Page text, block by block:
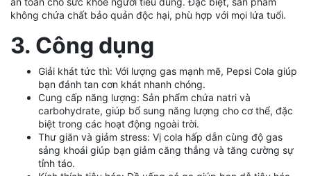
không chứa chất bảo quản độc hại, phù hợp với mọi lứa tuổi.
3. Công dụng
Giải khát tức thì: Với lượng gas mạnh mẽ, Pepsi Cola giúp
bạn đánh tan cơn khát nhanh chóng.
Cung cấp năng lượng: Sản phẩm chứa natri và
carbohydrate, giúp bổ sung năng lượng cho cơ thể, đặc
biệt trong các hoạt động ngoài trời.
Thư giãn và giảm stress: Vị cola hấp dẫn cùng độ gas
sảng khoái giúp bạn giảm căng thẳng và tăng cường sự
tỉnh táo.